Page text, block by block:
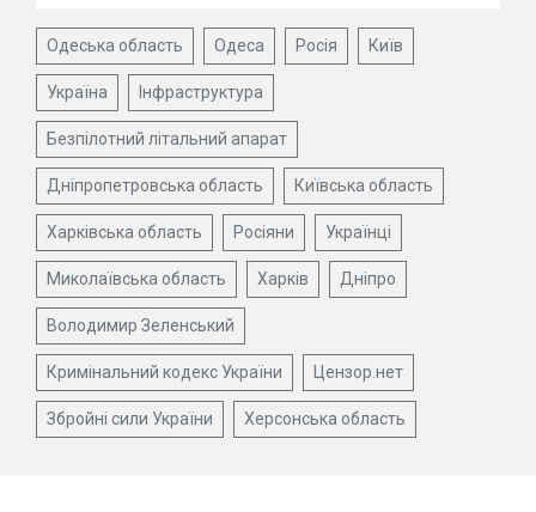
Одеська область Одеса Росія Київ
Україна Інфраструктура
Безпілотний літальний апарат
Дніпропетровська область Київська область
Харківська область Росіяни Українці
Миколаївська область Харків Дніпро
Володимир Зеленський
Кримінальний кодекс України Цензор.нет
Збройні сили України Херсонська область